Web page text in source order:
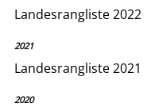
Landesrangliste 2022
2021
Landesrangliste 2021
2020